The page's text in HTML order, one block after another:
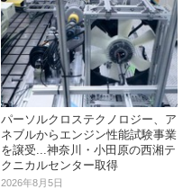
パーソルクロステクノロジー、ア
ネブルからエンジン性能試験事業
を譲受...神奈川・小田原の西湘テ
クニカルセンター取得
2026年8月5日